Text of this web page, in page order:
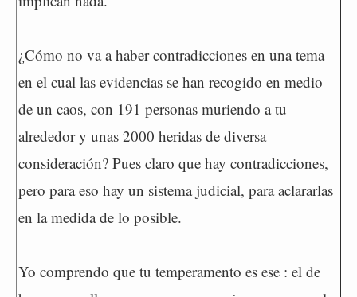
¿Cómo no va a haber contradicciones en una tema
en el cual las evidencias se han recogido en medio
de un caos, con 191 personas muriendo a tu
alrededor y unas 2000 heridas de diversa
consideración? Pues claro que hay contradicciones,
pero para eso hay un sistema judicial, para aclararlas
en la medida de lo posible.
Yo comprendo que tu temperamento es ese : el de